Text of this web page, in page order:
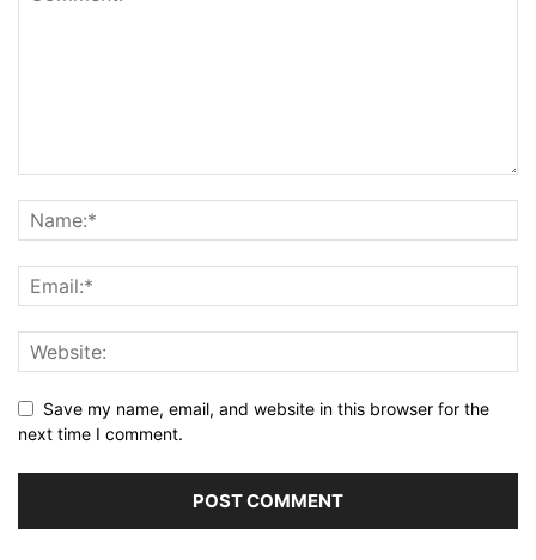
Save my name, email, and website in this browser for the
next time I comment.